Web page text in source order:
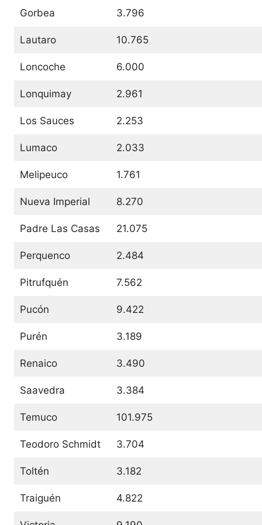
Gorbea 3.796
Lautaro 10.765
Loncoche 6.000
Lonquimay 2.961
Los Sauces 2.253
Lumaco 2.033
Melipeuco 1.761
Nueva Imperial 8.270
Padre Las Casas 21.075
Perquenco 2.484
Pitrufquén 7.562
Pucón 9.422
Purén 3.189
Renaico 3.490
Saavedra 3.384
Temuco 101.975
Teodoro Schmidt 3.704
Toltén 3.182
Traiguén 4.822